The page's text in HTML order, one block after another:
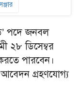
পদে জনবল
২৮ ডিসেম্বর
পারবেন।
গ্রহণযোগ্য